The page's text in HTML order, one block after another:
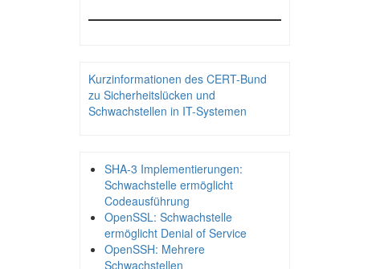
Kurzinformationen des CERT-Bund
zu Sicherheitslücken und
Schwachstellen in IT-Systemen
SHA-3 Implementierungen:
Schwachstelle ermöglicht
Codeausführung
OpenSSL: Schwachstelle
ermöglicht Denial of Service
OpenSSH: Mehrere
Schwachstellen